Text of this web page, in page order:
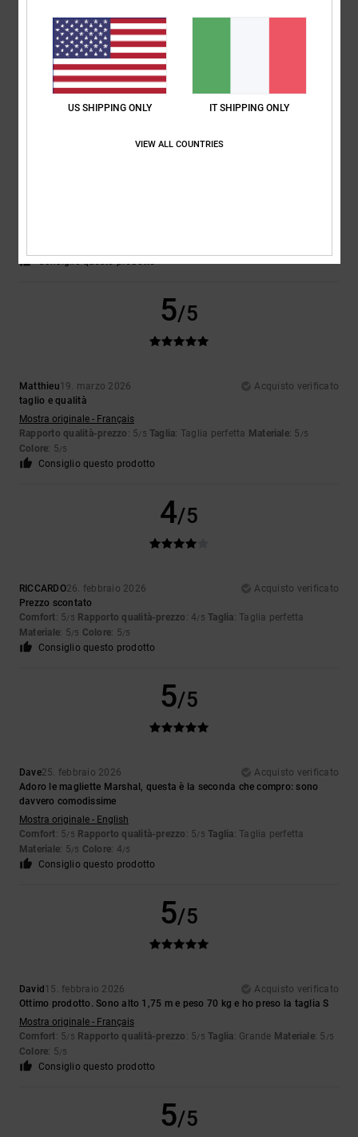
Rapporto qualità-prezzo: 4/5 Taglia
: 5/5
5 /5
Consiglio questo prodotto
5/5
Matthieu19. marzo 2026
Acquisto verificato
taglio e qualità
Mostra originale - Français
Rapporto qualità-prezzo : 5/5 Taglia: Taglia perfetta Materiale: 5 /5
Colore: 5/5
Consiglio questo prodotto
4/5
RICCARDO26. febbraio 2026
Acquisto verificato
Prezzo scontato
Comfort: 5/5 Rapporto qualità-prezzo : 4/5 Taglia: Taglia perfetta
Materiale: 5/5 Colore: 5/5
Consiglio questo prodotto
5/5
Dave25. febbraio 2026
Acquisto verificato
Adoro le magliette Marshal, questa è la seconda che compro: sono
davvero comodissime
Mostra originale - English
Comfort: 5/5 Rapporto qualità-prezzo : 5/5 Taglia: Taglia perfetta
Materiale: 5/5 Colore: 4/5
Consiglio questo prodotto
5/5
David 15. febbraio 2026
Acquisto verificato
Ottimo prodotto. Sono alto 1,75 m e peso 70 kg e ho preso la taglia S
Mostra originale - Français
Comfort: 5/5 Rapporto qualità-prezzo : 5/5 Taglia: Grande Materiale: 5 /5
Colore: 5/5
Consiglio questo prodotto
5/5
US SHIPPING ONLY IT SHIPPING ONLY
VIEW ALL COUNTRIES